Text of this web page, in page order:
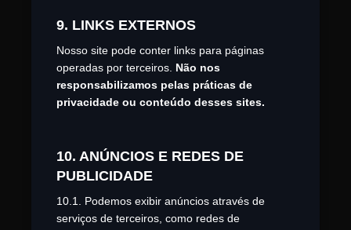
9. LINKS EXTERNOS
Nosso site pode conter links para páginas
operadas por terceiros. Não nos
responsabilizamos pelas práticas de
privacidade ou conteúdo desses sites.
10. ANÚNCIOS E REDES DE
PUBLICIDADE
10.1. Podemos exibir anúncios através de
serviços de terceiros, como redes de